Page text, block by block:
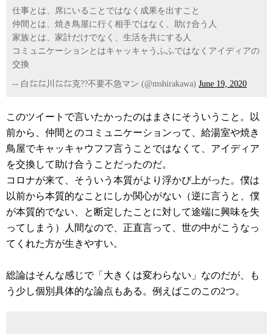
仕事とは、席にいることではなく成果を出すこと
仲間とは、焼き鳥屋に行く相手ではなく、助け合う人
家族とは、家計だけでなく、生活を共にする人
コミュニケーションとはキャッキャうふふではなくアイディアの
交換
-- 白㍍㍍川㍍㍍克??不要不急マン (@mshirakawa) June 19, 2020
このツイートで言いたかったのはまさにそういうこと。以
前から、仲間とのコミュニケーションって、給湯室や焼き
鳥屋でキャッキャウフフ言うことではなくて、アイディア
を交換して助け合うことだったのだ。
コロナが来て、そういう本質がより浮かび上がった。僕は
以前から本質的なことにしか関心がない（逆に言うと、僕
が本質的でない、と断定したことに対して途端に興味を失
ってしまう）人間なので、正直言って、世の中がこうなっ
てくれた方が生きやすい。
総論はそんな感じで「大きくは変わらない」なのだが、も
う少し個別具体的な論点もある。例えばこのこの2つ。